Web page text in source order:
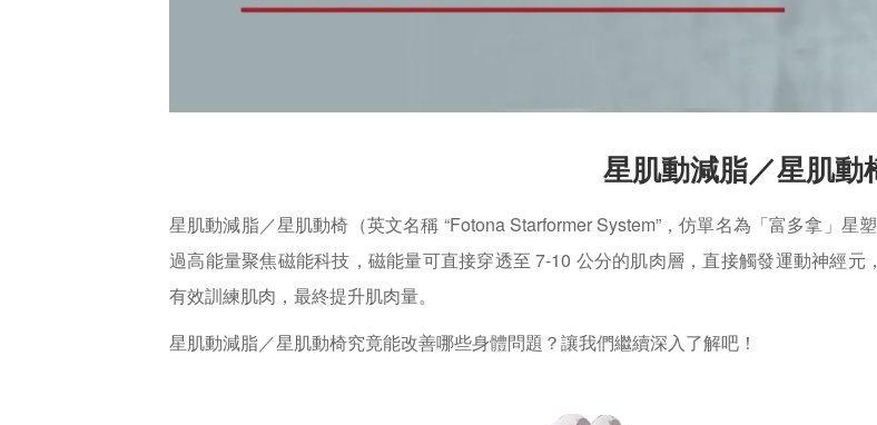
星肌動減脂／星肌動
星肌動減脂／星肌動椅（英文名稱 “Fotona Starformer System”，仿單名為「富多拿」
過高能量聚焦磁能科技，磁能量可直接穿透至 7-10 公分的肌肉層，直接觸發運動神經元
有效訓練肌肉，最終提升肌肉量。
星肌動減脂／星肌動椅究竟能改善哪些身體問題？讓我們繼續深入了解吧！